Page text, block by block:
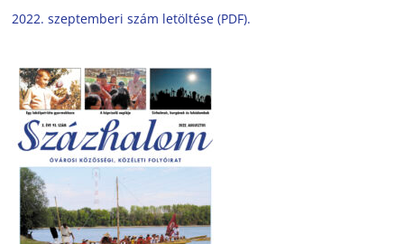
2022. szeptemberi szám letöltése (PDF).